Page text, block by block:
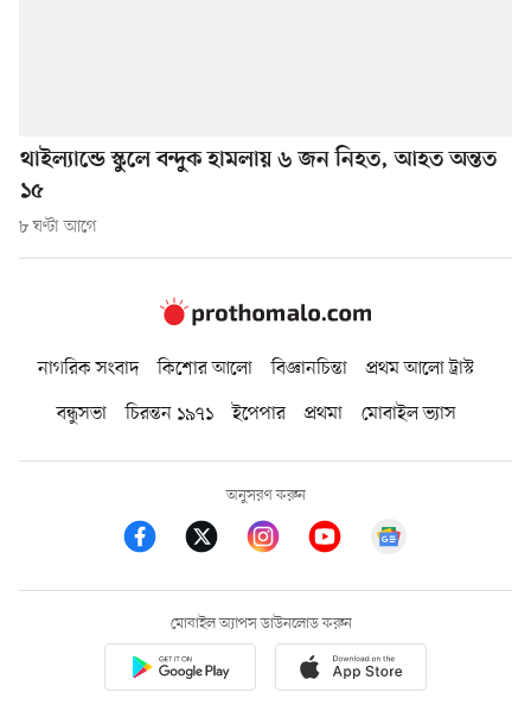
থাইল্যান্ডে স্কুলে বন্দুক হামলায় ৬ জন নিহত, আহত অন্তত
১৫
৮ ঘণ্টা আগে
নাগরিক সংবাদ কিশোর আলো বিজ্ঞানচিন্তা
প্রথম আলো ট্রাস্ট
বন্ধুসভা
চিরন্তন ১৯৭১ ইপেপার প্রথমা মোবাইল ভ্যাস
অনুসরণ করুন
মোবাইল অ্যাপস ডাউনলোড করুন